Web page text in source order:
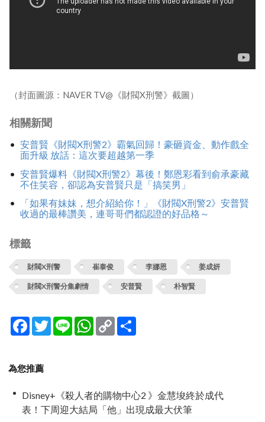
（封面圖源：NAVER TV@《財閥X刑警》截圖）
相關新聞
安普賢《財閥X刑警2》霸氣回歸！豪砸資金、動作戲全
面升級 放話：這次要超越第一季
安普賢爆料《財閥X刑警2》幕後！鄭恩彩看到俞承豪藏
不住笑容，卻認為安普賢只是「搞笑男」
「如果有妹妹，想介紹給你！」《財閥X刑警2》安普賢
收過的最棒讚美，連哥哥們都認證的好品格～
標籤
財閥X刑警 崔泰俊 李娜恩 姜成妍
財閥X刑警分集劇情 安普賢 朴智賢
Facebook
TwitterLine WhatsApp
Copy
Link
為您推薦
Disney+《殺人者的購物中心2 》金慧埈終於成代
表！下周迎大結局「他」出現成最大伏筆